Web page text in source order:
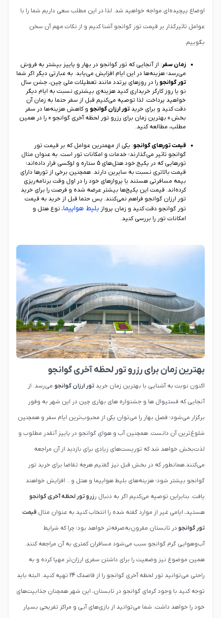
اوضاع پیچیده‌ای مواجه خواهید شد. لذا در این مطلب سعی داریم شما را با
عوامل تاثیرگذار بر قیمت تور گوانجو آشنا کنیم و از نکات مهم آن سخن
بگوییم.
زمان سفر: از آنجایی که تور گوانجو در بهار و پاییز بیشتر به فروش
می‌رسد؛ هزینه‌ها در این ایام افزایش می‌یابد. به عبارتی دیگر اگر شما
تور گوانجو را در روزهای پرتدد مانند تعطیلات ملی چین، جشن سال
نو یا روز کارگر خریداری کنید هزینه‌ی بیشتری نسبت به ایام دیگر
خواهید پرداخت. لذا توصیه می‌کنیم قبل از سفر حتما به زمان آن
دقت کنید و برای خریدتور ارزان گوانجو و کاهش هزینه‌ها در سفر
بخش « بهترین زمان برای رزرو تور لحظه آخری گوانجو » را در همین
مطلب، مطالعه کنید.
قیمت تورهای گوانجو: یکی از مهمترین عوامل که بر قیمت تور
گوانجو تاثیر می‌گذارند؛ خدمات و امکانات تور است. به عنوان مثال
تورهایی که در پکیج خود هتل‌های 5 ستاره و لوکسی قرار داده‌اند؛
قیمت بالاتری نسبت به سایرین دارند. همچنین برخی از تورها دارای
بیمه مسافرتی هستند یا پروازهای خود را در اول وقت برنامه‌ریزی
کرده‌اند. قیمت این پکیج‌ها بیشتر عرضه شده و فرصت را برای خرید
تور ارزان گوانجو فراهم نمی‌کنند. پس حتما قبل از خرید به قیمت
تور گوانجو دقت کنید و زمان پرواز بلیط هواپیما، نوع هتل و
امکانات تور را بررسی کنید.
بهترین زمان برای رزرو تور لحظه آخری گوانجو
اکنون نوبت به آشنایی با بهترین زمان خریدتور ارزان گوانجو می‌رسد. از
آنجایی که فستیوال ها و جشنواره های بهاری چین در این شهر به وفور
برگزار می‌شود؛ فصل بهار را می‌توان یکی از محبوب‌ترین ایام سفر و همچنین
شلوغ‌ترین آن دانست. همچنین آب و هوای گوانجو در پاییز آنقدر مطلوب و
لذت‌بخش خواهد شد که توریست‌های زیادی برای بازدید از آن مراجعه
می‌کنند.همانطور که در بخش قبل نیز گفتیم هرچه تقاضا برای خرید تور
گوانجو بیشتر شود؛ هزینه‌های بلیط هواپیما و هتل و... افزایش خواهند
یافت. بنابراین توصیه می‌کنیم اگر به دنبال رزرو تور لحظه آخری گوانجو
هستید، ایامی غیر از موارد گفته شده را انتخاب کنید.به عنوان مثال قیمت
تور گوانجو در تابستان مقرون‌به‌صرفه‌تر خواهد بود؛ چرا که شرایط
آب‌وهوایی گرم گوانجو سبب می‌شود مسافران کمتری به آن مراجعه کنند.
همین موضوع نیز وضعیت را برای داشتن سفری ارزان‌تر مهیا کرده و به
راحتی می‌توانید تور لحظه آخری گوانجو را از قاصدک 24 تهیه کنید. البته باید
توجه کنید با وجود گرمای گوانجو در تابستان، این شهر همچنان جذابیت‌های
خود را خواهد داشت. شما می‌توانید از بازی‌های آبی و مراکز تفریحی بسیار